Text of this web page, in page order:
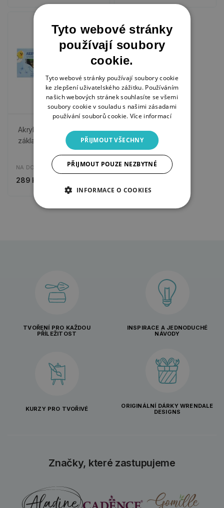
Akrylové barvy -
základní, 6 barev
NA DOTAZ
289 Kč
TVOŘENÍ PRO KAŽDOU
PŘÍLEŽITOST
INSPIRACE A JEDNODUCHÉ
NÁVODY
KURZY PRO TVOŘIVÉ
ORIGINÁLNÍ DÁRKY WRENDALE
DESIGNS
Značky, které zastupujeme
Tyto webové stránky
používají soubory
cookie.
Tyto webové stránky používají soubory cookie
ke zlepšení uživatelského zážitku. Používáním
našich webových stránek souhlasíte se všemi
soubory cookie v souladu s našimi zásadami
používání souborů cookie. Více informací
PŘIJMOUT VŠECHNY
PŘIJMOUT POUZE NEZBYTNÉ
INFORMACE O COOKIES